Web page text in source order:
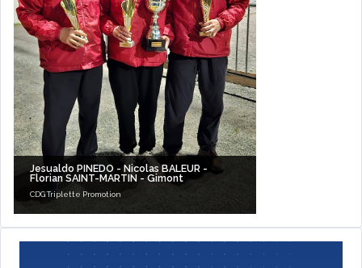
Jesualdo PINEDO - Nicolas BALEUR -
Florian SAINT-MARTIN - Gimont
CDG Triplette Promotion